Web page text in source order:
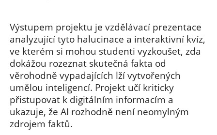
Výstupem projektu je vzdělávací prezentace
analyzující tyto halucinace a interaktivní kvíz,
ve kterém si mohou studenti vyzkoušet, zda
dokážou rozeznat skutečná fakta od
věrohodně vypadajících lží vytvořených
umělou inteligencí. Projekt učí kriticky
přistupovat k digitálním informacím a
ukazuje, že AI rozhodně není neomylným
zdrojem faktů.